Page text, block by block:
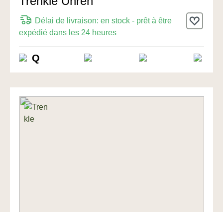
Délai de livraison: en stock - prêt à être
expédié dans les 24 heures
Q